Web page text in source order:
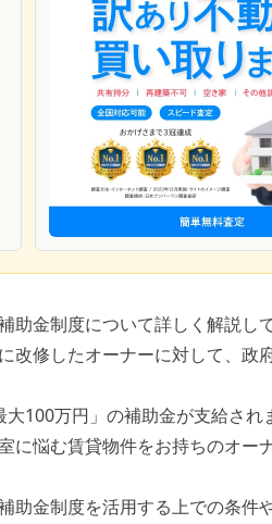
助金制度について詳しく解説し
改修したオーナーに対して、政
100万円」の補助金が支給され
に悩む賃貸物件をお持ちのオー
助金制度を活用する上での条件